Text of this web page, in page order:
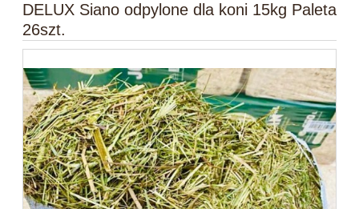
DELUX Siano odpylone dla koni 15kg Paleta
26szt.